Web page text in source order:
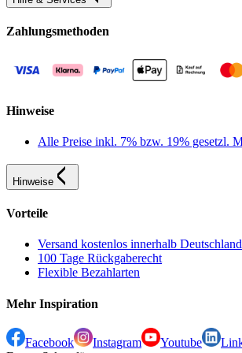
Zahlungsmethoden
Hinweise
Alle Preise inkl. 7% bzw. 19% gesetzl.
Hinweise
Vorteile
Versand kostenlos innerhalb
100 Tage Rückgaberecht
Flexible Bezahlarten
Mehr Inspiration
Facebook Instagram Youtube